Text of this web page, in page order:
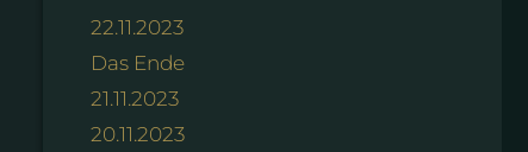
22.11.2023
Das Ende
21.11.2023
20.11.2023